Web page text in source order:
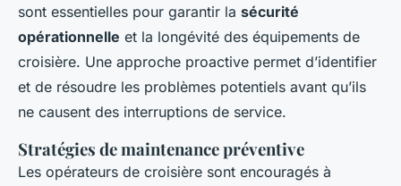
sont essentielles pour garantir la sécurité
opérationnelle et la longévité des équipements de
croisière. Une approche proactive permet d’identifier
et de résoudre les problèmes potentiels avant qu’ils
ne causent des interruptions de service.
Stratégies de maintenance préventive
Les opérateurs de croisière sont encouragés à